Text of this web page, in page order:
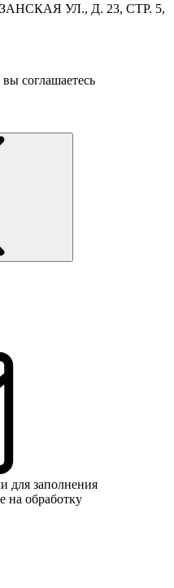
УЛ., Д. 23, СТР. 5,
соглашаетесь
для заполнения
на обработку